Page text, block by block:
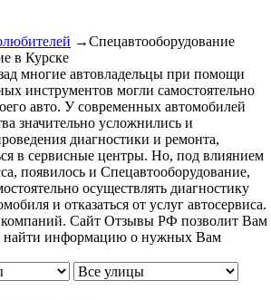
→Спецавтооборудование
в Курске
многие автовладельцы при помощи
инструментов могли самостоятельно
авто. У современных автомобилей
значительно усложнились и
диагностики и ремонта,
в сервисные центры. Но, под влиянием
появилось и Спецавтооборудование,
осуществлять диагностику
и отказаться от услуг автосервиса.
компаний. Сайт Отзывы РФ позволит Вам
найти информацию о нужных Вам